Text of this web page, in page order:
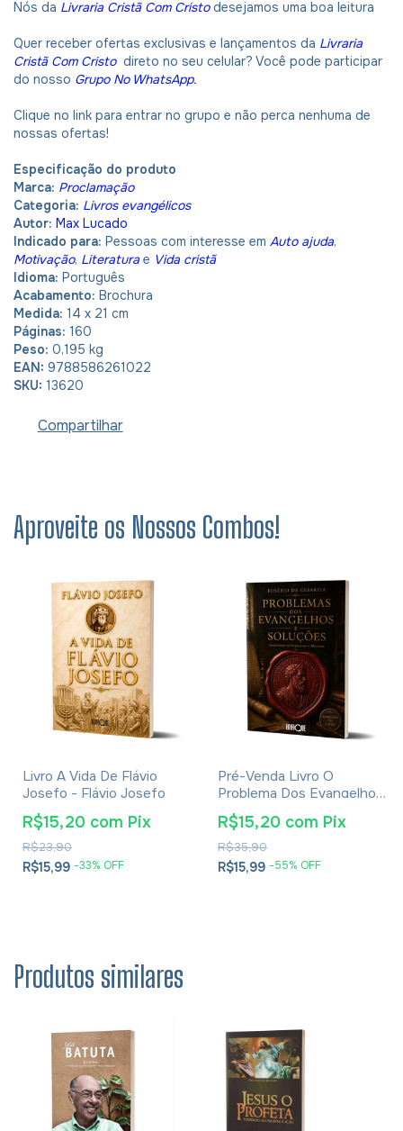
Nós da Livraria Cristã Com Cristo desejamos uma boa leitura
Quer receber ofertas exclusivas e lançamentos da Livraria
Cristã Com Cristo direto no seu celular? Você pode participar
do nosso Grupo No WhatsApp.
Clique no link para entrar no grupo e não perca nenhuma de
nossas ofertas!
Especificação do produto
Marca: Proclamação
Categoria: Livros evangélicos
Autor: Max Lucado
Indicado para: Pessoas com interesse em Auto ajuda,
Motivação, Literatura e Vida cristã
Idioma: Português
Acabamento: Brochura
Medida: 14 x 21 cm
Páginas: 160
Peso: 0,195 kg
EAN: 9788586261022
SKU: 13620
Compartilhar
Aproveite os Nossos Combos!
Livro A Vida De Flávio
Josefo - Flávio Josefo
R$15,99 -33% OFF
R$23,90
R$15,20 com Pix
Pré-Venda Livro O
Problema Dos Evangelhos
E Soluções- Eusébio De
Cesareia
R$15,99 -55% OFF
R$35,90
R$15,20 com Pix
Produtos similares